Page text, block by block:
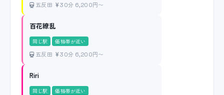
五反田 30分 6,200円〜
百花繚乱
同じ駅 価格帯が近い
五反田 30分 6,200円〜
Riri
同じ駅 価格帯が近い